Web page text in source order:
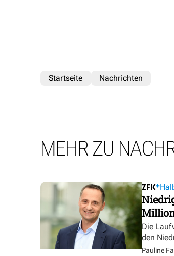
Startseite Nachrichten
MEHR ZU
Die
den
Pauline